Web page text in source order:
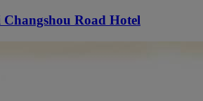
Road Hotel